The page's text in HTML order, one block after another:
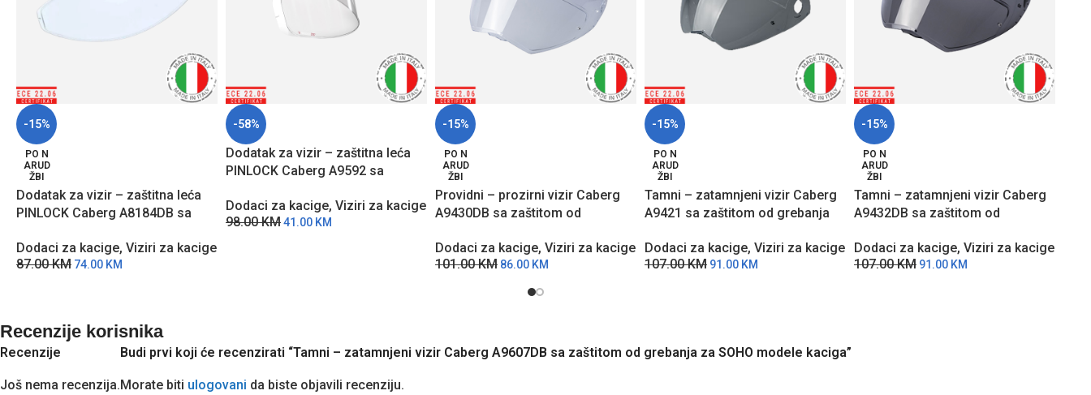
-15%
PO N
ARUD
ŽBI
Dodatak za vizir – zaštitna leća
PINLOCK Caberg A8184DB sa
Dodaci za kacige, Viziri za kacige
87.00KM 74.00 KM
-58%
Dodatak za vizir – zaštitna leća
PINLOCK Caberg A9592 sa
Dodaci za kacige, Viziri za kacige
98.00KM41.00 KM
-15%
PO N
ARUD
ŽBI
Providni – prozirni vizir Caberg
A9430DB sa zaštitom od
kaciga
Dodaci za kacige, Viziri za kacige
101.00KM 86.00 KM
-15%
PO N
ARUD
ŽBI
Tamni – zatamnjeni vizir Caberg
A9421 sa zaštitom od grebanja
Dodaci za kacige, Viziri za kacige
107.00KM 91.00 KM
-15%
PO N
ARUD
ŽBI
Tamni – zatamnjeni vizir Caberg
A9432DB sa zaštitom od
kaciga
Dodaci za kacige, Viziri za kacige
107.00KM 91.00 KM
Recenzije korisnika
Recenzije
Još nema recenzija.
Budi prvi koji će recenzirati “Tamni – zatamnjeni vizir Caberg A9607DB sa zaštitom od grebanja za SOHO modele kaciga”
Morate biti ulogovani da biste objavili recenziju.